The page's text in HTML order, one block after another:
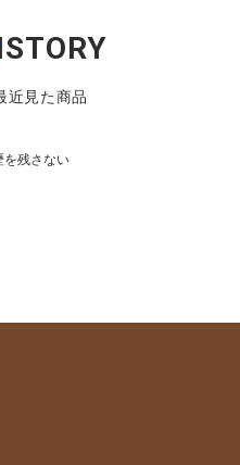
近見た商品
を残さない